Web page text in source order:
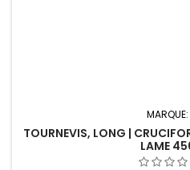
MARQUE:
TOURNEVIS, LONG |
LAME